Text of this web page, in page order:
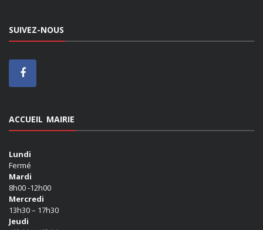
SUIVEZ-NOUS
ACCUEIL MAIRIE
Lundi
Fermé
Mardi
8h00 -12h00
Mercredi
13h30 – 17h30
Jeudi